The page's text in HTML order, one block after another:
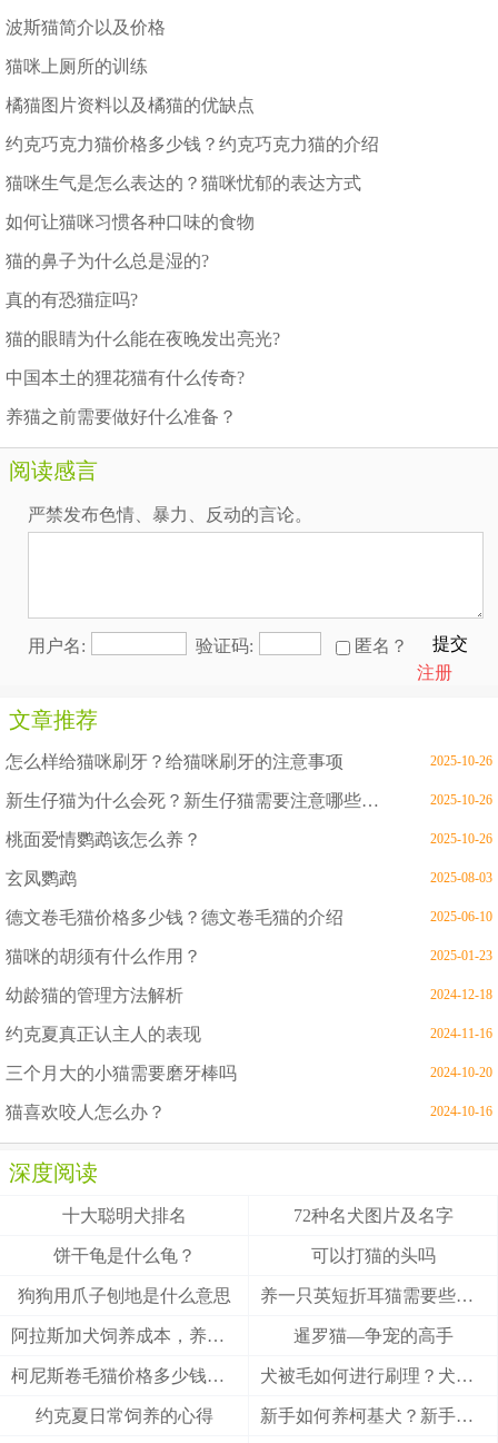
波斯猫简介以及价格
猫咪上厕所的训练
橘猫图片资料以及橘猫的优缺点
约克巧克力猫价格多少钱？约克巧克力猫的介绍
猫咪生气是怎么表达的？猫咪忧郁的表达方式
如何让猫咪习惯各种口味的食物
猫的鼻子为什么总是湿的?
真的有恐猫症吗?
猫的眼睛为什么能在夜晚发出亮光?
中国本土的狸花猫有什么传奇?
养猫之前需要做好什么准备？
阅读感言
严禁发布色情、暴力、反动的言论。
用户名: 验证码: 匿名？
提交
注册
文章推荐
怎么样给猫咪刷牙？给猫咪刷牙的注意事项 2025-10-26
新生仔猫为什么会死？新生仔猫需要注意哪些问题 2025-10-26
桃面爱情鹦鹉该怎么养？ 2025-10-26
玄凤鹦鹉 2025-08-03
德文卷毛猫价格多少钱？德文卷毛猫的介绍 2025-06-10
猫咪的胡须有什么作用？ 2025-01-23
幼龄猫的管理方法解析 2024-12-18
约克夏真正认主人的表现 2024-11-16
三个月大的小猫需要磨牙棒吗 2024-10-20
猫喜欢咬人怎么办？ 2024-10-16
深度阅读
十大聪明犬排名 72种名犬图片及名字
饼干龟是什么龟？ 可以打猫的头吗
狗狗用爪子刨地是什么意思 养一只英短折耳猫需要些什么
阿拉斯加犬饲养成本，养阿拉斯加犬一个月要多少钱？ 暹罗猫—争宠的高手
柯尼斯卷毛猫价格多少钱？柯尼斯卷毛猫的介绍 犬被毛如何进行刷理？犬被毛刷理方法！
约克夏日常饲养的心得 新手如何养柯基犬？新手养柯基的四大要点